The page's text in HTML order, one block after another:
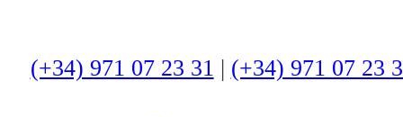
(+34) 971 07 23 31 | (+34) 971 07 23